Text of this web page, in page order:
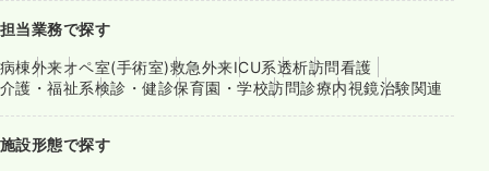
担当業務で探す
病棟外来オペ室(手術室)救急外来ICU系透析訪問看護
介護・福祉系検診・健診保育園・学校訪問診療内視鏡治験関連
施設形態で探す